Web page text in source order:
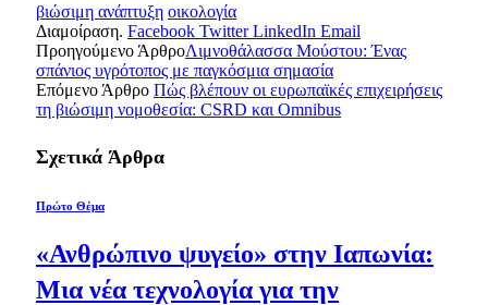
βιώσιμη ανάπτυξη οικολογία
Διαμοίραση. Facebook Twitter LinkedIn Email
Προηγούμενο ΆρθροΛιμνοθάλασσα Μούστου: Ένας
σπάνιος υγρότοπος με παγκόσμια σημασία
Επόμενο Άρθρο Πώς βλέπουν οι ευρωπαϊκές επιχειρήσεις
τη βιώσιμη νομοθεσία: CSRD και Omnibus
Σχετικά Άρθρα
Πρώτο Θέμα
«Ανθρώπινο ψυγείο» στην Ιαπωνία:
Μια νέα τεχνολογία για την